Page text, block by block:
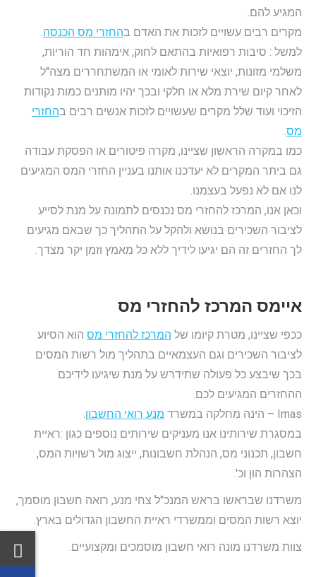
המגיע להם.
מקרים רבים עשויים לזכות את האדם בהחזרי מס הכנסה.
למשל : סיבות רפואיות בהתאם לחוק, אימהות חד הוריות,
משלמי מזונות, יוצאי שירות לאומי או המשתחררים מצה"ל
לאחר קיום שירת מלא או חלקי ובכך יהיו מותנים כמות נקודות
הזיכוי ועוד שלל מקרים שעשויים לזכות אנשים רבים בהחזרי
מס.
כמו במקרה הראשון שציינו, מקרה פיטורים או הפסקת עבודה
גם ביתר המקרים לא יעדכנו אותנו בעניין החזרי המס המגיעים
לנו אם לא נפעל בעצמנו.
וכאן אנו, המרכז להחזרי מס נכנסים לתמונה על מנת לסייע
לציבור השכירים בנושא ולהקל על התהליך כך שבאם מגיעים
לך החזרים זה הם יגיעו לידיך ללא כל מאמץ וזמן יקר מצדך.
איימס המרכז להחזרי מס
ככפי שציינו, מטרת קיומו של המרכז להחזרי מס הוא הסיוע
לציבור השכירים וגם העצמאיים בתהליך מול רשות המסים
בכך שיבצע כל פעולה שתידרש על מנת שיגיעו לידיכם
ההחזרים המגיעים לכם.
Imas – הינה מחלקה במשרד
מנע רואי החשבון.
במסגרת שירותינו אנו מעניקים שירותים נוספים כגון :ראיית
חשבון, תכנוני מס, הנהלת חשבונות, ייצוג מול רשויות המס,
הצהרות הון וכ'.
משרדנו שבראשו בראש המנכ"ל צחי מנע, רואה חשבון מוסמך,
יוצא רשות המסים וממשרדי ראיית החשבון הגדולים בארץ.
צוות משרדנו מונה רואי חשבון מוסמכים ומקצועיים.